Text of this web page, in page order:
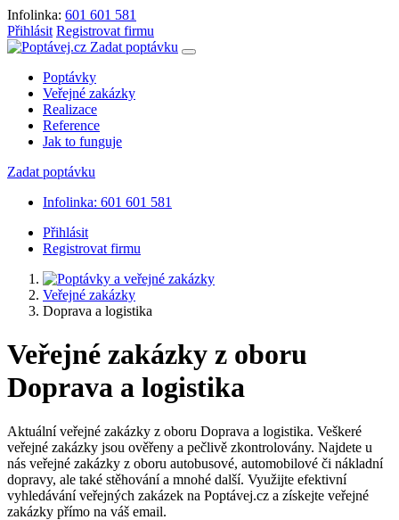
Infolinka: 601 601 581
Přihlásit Registrovat firmu
Zadat poptávku
Poptávky
Veřejné zakázky
Realizace
Reference
Jak to funguje
Zadat poptávku
Infolinka: 601 601 581
Přihlásit
Registrovat firmu
Veřejné zakázky
Doprava a logistika
Veřejné zakázky z oboru
Doprava a logistika
Aktuální veřejné zakázky z oboru Doprava a logistika. Veškeré
veřejné zakázky jsou ověřeny a pečlivě zkontrolovány. Najdete u
nás veřejné zakázky z oboru autobusové, automobilové či nákladní
dopravy, ale také stěhování a mnohé další. Využijte efektivní
vyhledávání veřejných zakázek na Poptávej.cz a získejte veřejné
zakázky přímo na váš email.